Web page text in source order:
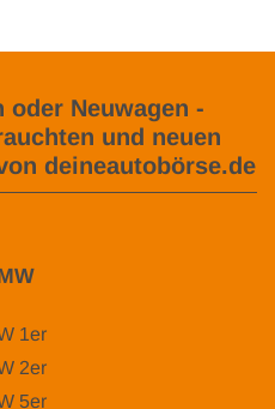
oder Neuwagen -
und neuen
deineautobörse.de
1er
2er
5er